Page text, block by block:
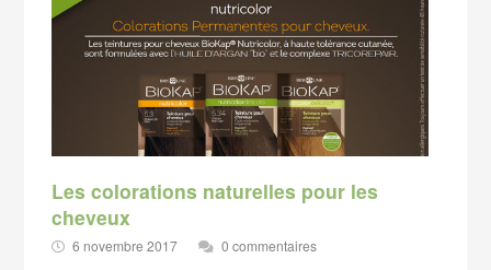
Les colorations naturelles pour les
cheveux
6 novembre 2017 0 commentaires